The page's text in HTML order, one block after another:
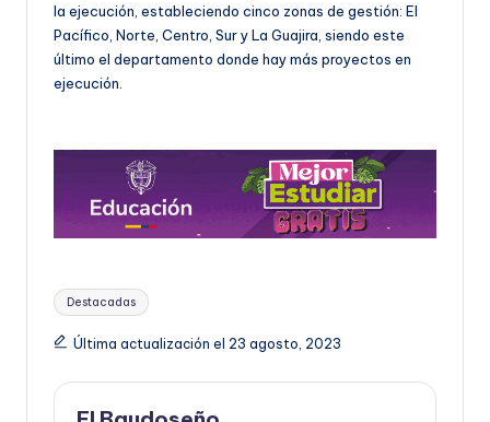
la ejecución, estableciendo cinco zonas de gestión: El
Pacífico, Norte, Centro, Sur y La Guajira, siendo este
último el departamento donde hay más proyectos en
ejecución.
Etiquetas:
Destacadas
Última actualización el 23 agosto, 2023